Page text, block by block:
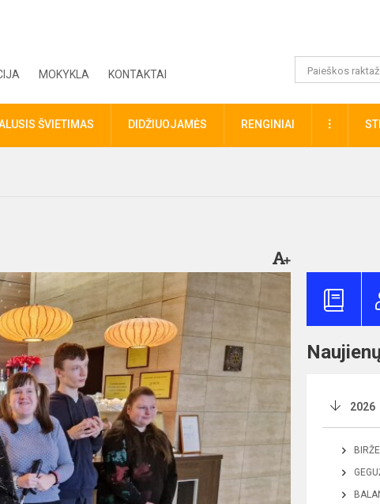
MOKYKLA KONTAKTAI
ŠVIETIMAS DIDŽIUOJAMĖS RENGINIAI DAUGIAU
2026